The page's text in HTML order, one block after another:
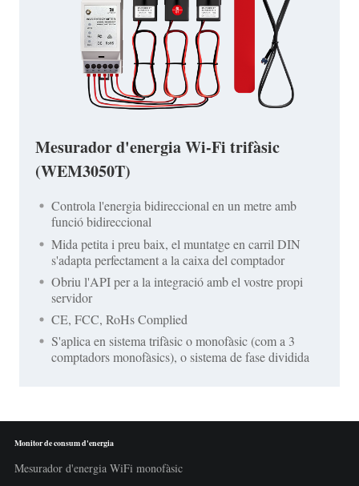
Mesurador d'energia Wi-Fi trifàsic
(WEM3050T)
Controla l'energia bidireccional en un metre amb
funció bidireccional
Mida petita i preu baix, el muntatge en carril DIN
s'adapta perfectament a la caixa del comptador
Obriu l'API per a la integració amb el vostre propi
servidor
CE, FCC, RoHs Complied
S'aplica en sistema trifàsic o monofàsic (com a 3
comptadors monofàsics), o sistema de fase dividida
Monitor de consum d'energia
Mesurador d'energia WiFi monofàsic